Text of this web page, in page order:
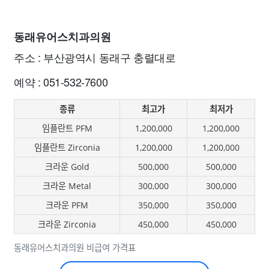
동래유어스치과의원
주소 : 부산광역시 동래구 충렬대로
예약 : 051-532-7600
동래유어스치과의원 비급여 가격표
종류 최고가
최저가
임플란트 PFM
1,200,000
1,200,000
임플란트 Zirconia
1,200,000
1,200,000
크라운 Gold
500,000
500,000
크라운 Metal
300,000
300,000
크라운 PFM
350,000
350,000
크라운 Zirconia
450,000 450,000